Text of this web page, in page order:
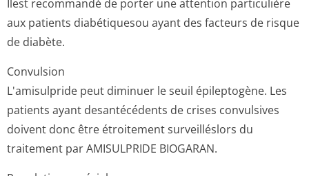
Ilest recommandé de porter une attention particulière
aux patients diabétiquesou ayant des facteurs de risque
de diabète.
Convulsion
L'amisulpride peut diminuer le seuil épileptogène. Les
patients ayant desantécédents de crises convulsives
doivent donc être étroitement surveilléslors du
traitement par AMISULPRIDE BIOGARAN.